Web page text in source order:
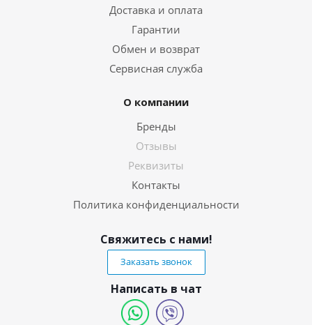
Доставка и оплата
Гарантии
Обмен и возврат
Сервисная служба
О компании
Бренды
Отзывы
Реквизиты
Контакты
Политика конфиденциальности
Свяжитесь с нами!
Заказать звонок
Написать в чат